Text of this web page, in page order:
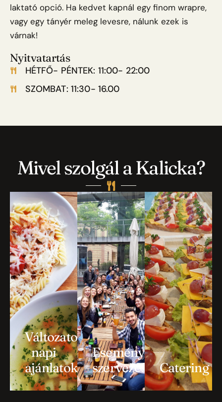
laktató opció. Ha kedvet kapnál egy finom wrapre,
vagy egy tányér meleg levesre, nálunk ezek is
várnak!
Nyitvatartás
HÉTFŐ- PÉNTEK: 11:00- 22:00
SZOMBAT: 11:30- 16.00
Mivel szolgál a Kalicka?
Változatos
napi
ajánlatok
Események
szervezése Catering